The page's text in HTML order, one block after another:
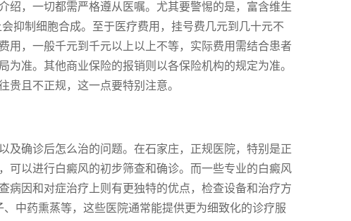
绍，一切都需严格遵从医嘱。尤其要警惕的是，富含维生
抑制细胞合成。至于医疗费用，挂号费几元到几十元不
用，一般千元到千元以上以上不等，实际费用需结合患者
准。其他商业保险的报销则以各保险机构的规定为准。
贵且不正规，这一点要特别注意。
及确诊后怎么治的问题。在石家庄，正规医院，特别是正
可以进行白癜风的初步筛查和确诊。而一些专业的白癜风
病因和对症治疗上则有更独特的优点，检查设备和治疗方
中药熏蒸等，这些医院通常能提供更为细致化的诊疗服